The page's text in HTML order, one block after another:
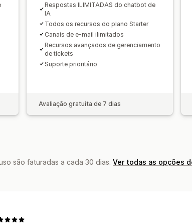
Respostas ILIMITADAS do chatbot de
IA
Todos os recursos do plano Starter
Canais de e-mail ilimitados
Recursos avançados de gerenciamento
de tickets
Suporte prioritário
Avaliação gratuita de 7 dias
são faturadas a cada 30 dias. Ver todas as opções